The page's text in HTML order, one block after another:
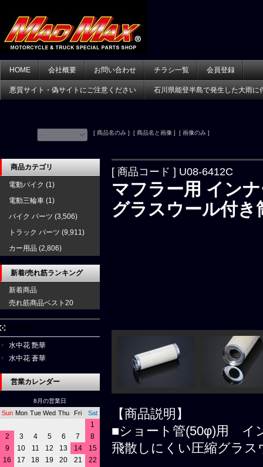
HOME 会社概要 お問い合わせ チラシ一覧 会員登録
悪質サイト・偽サイトにご注意ください 石川県能登半島で発生した大雨に
[ 商品名のみ ] [ 商品名と画像 ] [ 画像のみ ]
[ 商品コード ] U08-6412C
マフラー用 イン
グラスウール付き
【商品説明】
■ショート管(50φ)用 イ
飛散しにくい圧縮グラス
商品カテゴリ
電動バイク (1)
電動三輪車 (1)
バイク パーツ (3,506)
トラック パーツ (9,911)
カー用品 (2,806)
新着/売れ筋ランキング
新着商品
売れ筋商品ベスト20
水中花 艶華
水中花 蒼華
営業カレンダー
8月の営業日
Sun Mon Tue Wed Thu Fri Sat
1
2
3 4 5 6 7
8
9
10 11 12 13 14
15
16
17 18 19 20 21
22